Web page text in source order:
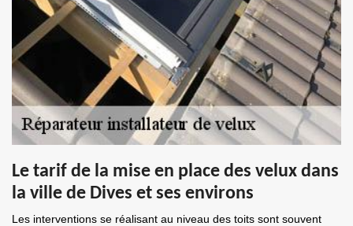
Le tarif de la mise en place des velux dans
la ville de Dives et ses environs
Les interventions se réalisant au niveau des toits sont souvent